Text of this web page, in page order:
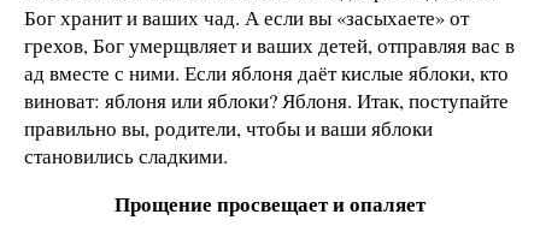
Бог хранит и ваших чад. А если вы «засыхаете» от
грехов, Бог умерщвляет и ваших детей, отправляя вас в
ад вместе с ними. Если яблоня даёт кислые яблоки, кто
виноват: яблоня или яблоки? Яблоня. Итак, посту­пайте
правильно вы, родители, чтобы и ваши яблоки
становились сладкими.
Прощение просвещает и опаляет